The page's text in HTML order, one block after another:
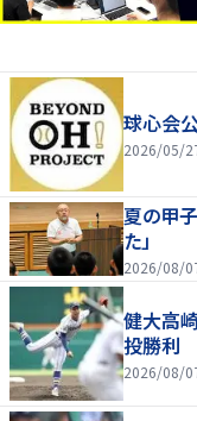
球心会
2026/05/
夏の甲
た」
2026/08/
健大高
投勝利
2026/08/